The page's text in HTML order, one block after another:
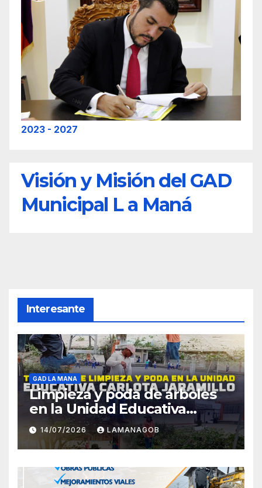
2023 - 2027
Visión y Misión del GAD
Municipal L a Maná
Interesante
GAD LA MANA
Limpieza y poda de árboles
en la Unidad Educativa
Carlota Jaramillo
14/07/2026 LAMANAGOB